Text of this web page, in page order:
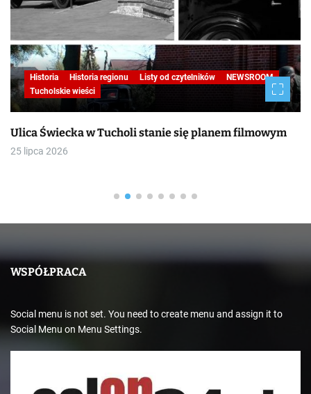
Historia regionu Listy od czytelników
NEWSROOM
wieści
w Tucholi stanie się planem filmowym
BITWA
WSPÓŁPRACA
Social menu is not set. You need to create menu and assign it to
Social Menu on Menu Settings.